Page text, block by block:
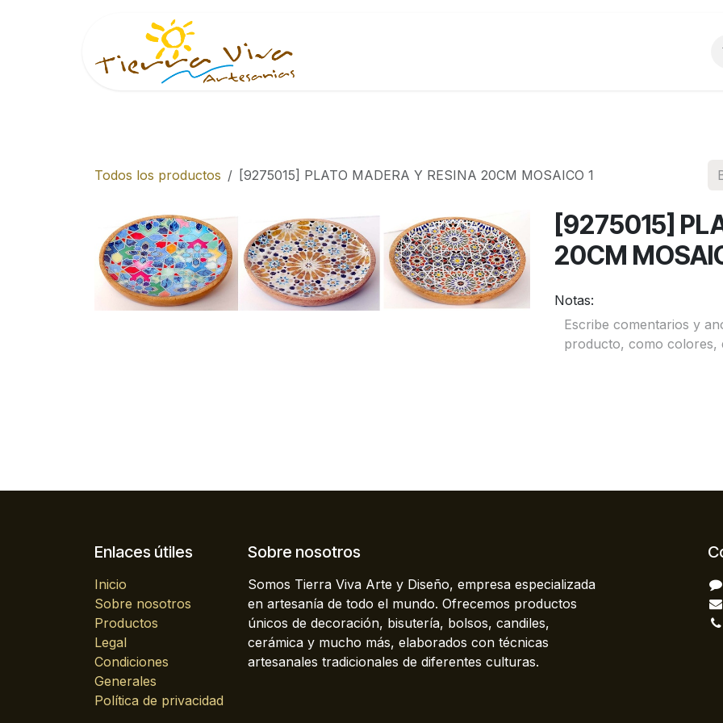
Preguntas
Todos los productos [9275015] PLATO MADERA Y RESINA 20CM MOSAICO 1
[9275015]
20CM
Notas:
Enlaces útiles
Inicio
Sobre nosotros
Productos
Legal
Condiciones
Generales
Política de privacidad
Sobre nosotros
Somos Tierra Viva Arte y Diseño, empresa especializada
en artesanía de todo el mundo. Ofrecemos productos
únicos de decoración, bisutería, bolsos, candiles,
cerámica y mucho más, elaborados con técnicas
artesanales tradicionales de diferentes culturas.